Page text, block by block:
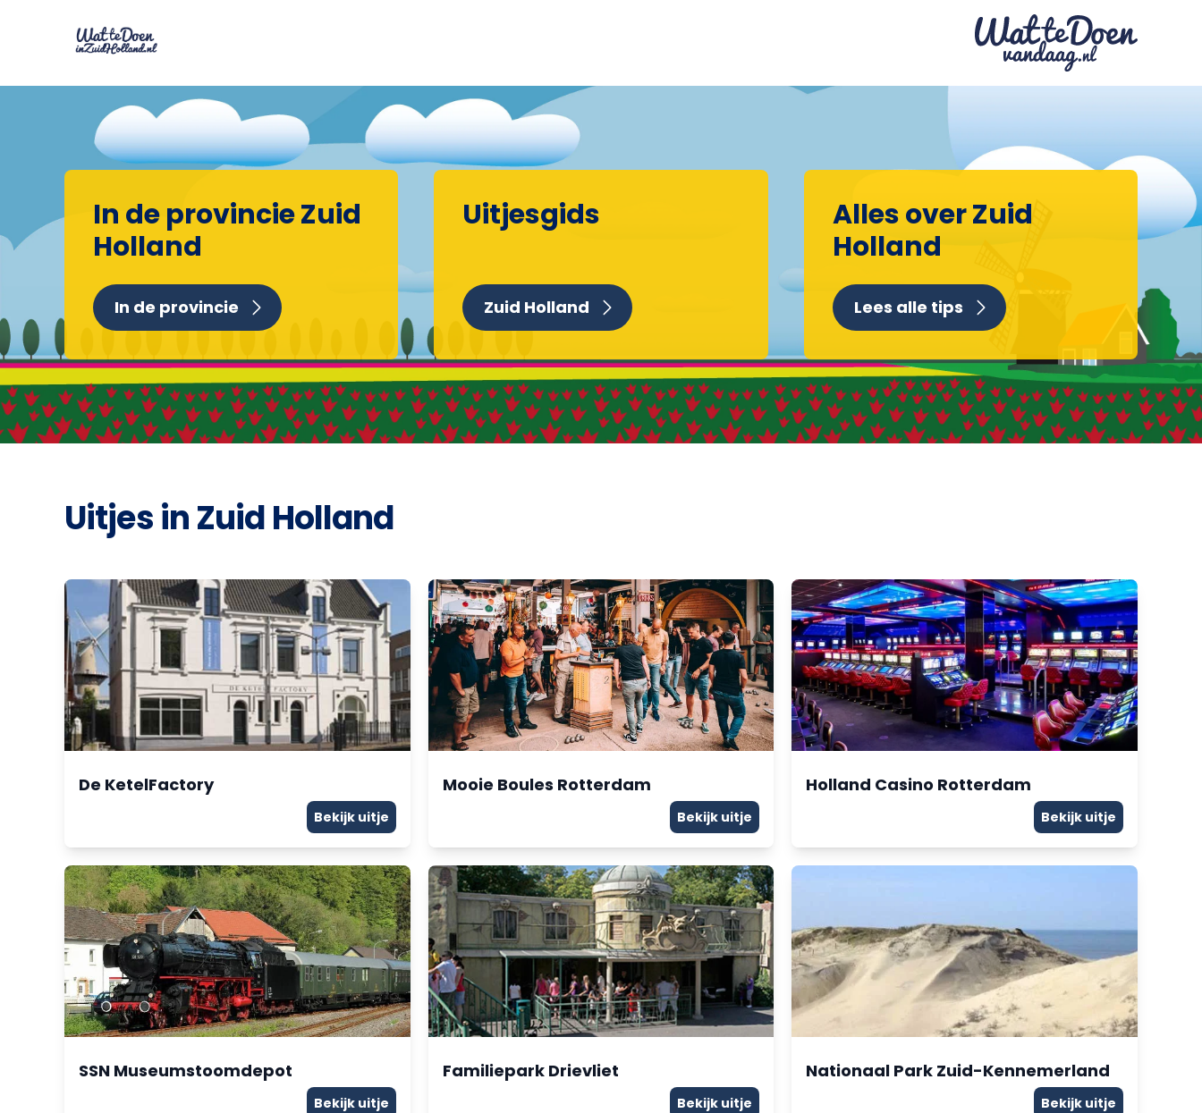
In de provincie Zuid
Holland
In de provincie
Uitjesgids
Zuid Holland
Alles over Zuid
Holland
Lees alle tips
Uitjes in Zuid Holland
De KetelFactory
Bekijk uitje
Mooie Boules Rotterdam
Bekijk uitje
Holland Casino Rotterdam
Bekijk uitje
SSN Museumstoomdepot
Bekijk uitje
Familiepark Drievliet
Bekijk uitje
Nationaal Park Zuid-Kennemerland
Bekijk uitje